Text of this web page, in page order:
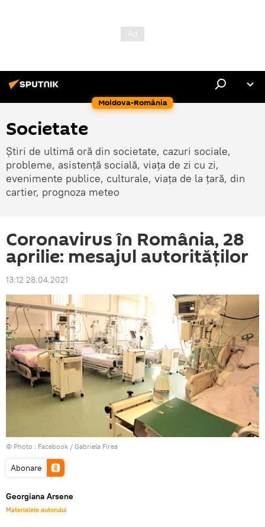
Moldova-România
Societate
Știri de ultimă oră din societate, cazuri sociale,
probleme, asistență socială, viața de zi cu zi,
evenimente publice, culturale, viața de la țară, din
cartier, prognoza meteo
Coronavirus în România, 28
aprilie: mesajul autorităților
13:12 28.04.2021
© Photo : Facebook / Gabriela Firea
Abonare
Georgiana Arsene
Materialele autorului